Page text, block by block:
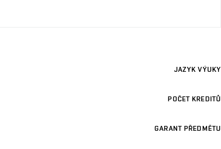
JAZYK VÝUKY
POČET KREDITŮ
GARANT PŘEDMĚTU